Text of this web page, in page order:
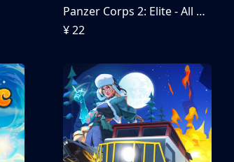
Panzer Corps 2: Elite - All American
¥ 22